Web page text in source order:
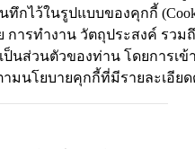
ทึกไว้ในรูปแบบของคุกกี้
ารทำงาน วัตถุประสงค์ รวม
ป็นส่วนตัวของท่าน โดยการเข้
มนโยบายคุกกี้ที่มีรายละเอีย